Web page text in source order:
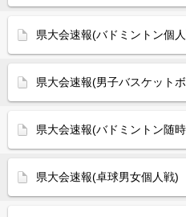
県大会速報(バドミントン個
県大会速報(男子バスケット
県大会速報(バドミントン随
県大会速報(卓球男女個人戦)